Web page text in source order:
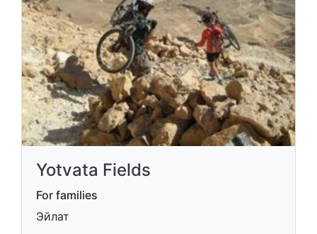
Yotvata Fields
For families
Эйлат